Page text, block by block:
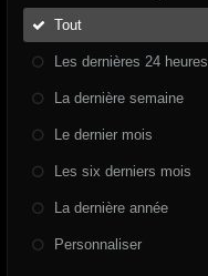
Tout
Les dernières 24 heures
La dernière semaine
Le dernier mois
Les six derniers mois
La dernière année
Personnaliser